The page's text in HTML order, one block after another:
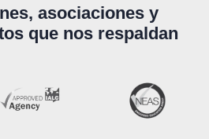
asociaciones y
que nos respaldan